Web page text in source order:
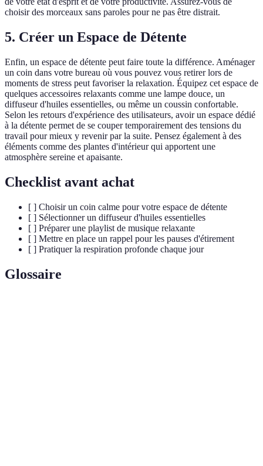
choisir des morceaux sans paroles pour ne pas être distrait.
5. Créer un Espace de Détente
Enfin, un espace de détente peut faire toute la différence. Aménager
un coin dans votre bureau où vous pouvez vous retirer lors de
moments de stress peut favoriser la relaxation. Équipez cet espace de
quelques accessoires relaxants comme une lampe douce, un
diffuseur d'huiles essentielles, ou même un coussin confortable.
Selon les retours d'expérience des utilisateurs, avoir un espace dédié
à la détente permet de se couper temporairement des tensions du
travail pour mieux y revenir par la suite. Pensez également à des
éléments comme des plantes d'intérieur qui apportent une
atmosphère sereine et apaisante.
Checklist avant achat
[ ] Choisir un coin calme pour votre espace de détente
[ ] Sélectionner un diffuseur d'huiles essentielles
[ ] Préparer une playlist de musique relaxante
[ ] Mettre en place un rappel pour les pauses d'étirement
[ ] Pratiquer la respiration profonde chaque jour
Glossaire